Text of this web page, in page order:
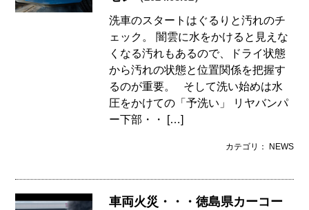
洗車のスタートはぐるりと汚れのチ
ェック。 闇雲に水をかけると見えな
くなる汚れもあるので、ドライ状態
から汚れの状態と位置関係を把握す
るのが重要。 そして洗い始めは水
圧をかけての「予洗い」 リヤバンパ
ー下部・・ […]
カテゴリ： NEWS
車両火災・・・徳島県カーコー